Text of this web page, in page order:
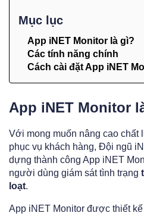
Mục lục
App iNET Monitor là gì?
Các tính năng chính
Cách cài đặt App iNET
App iNET Monitor
Với mong muốn nâng cao chất
phục vụ khách hàng, Đội ngũ
dựng thành công App iNET
người dùng giám sát tình trạng
loạt.
App iNET Monitor được thiết